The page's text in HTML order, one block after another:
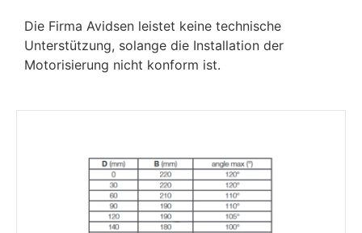
Die Firma Avidsen leistet keine technische
Unterstützung, solange die Installation der
Motorisierung nicht konform ist.